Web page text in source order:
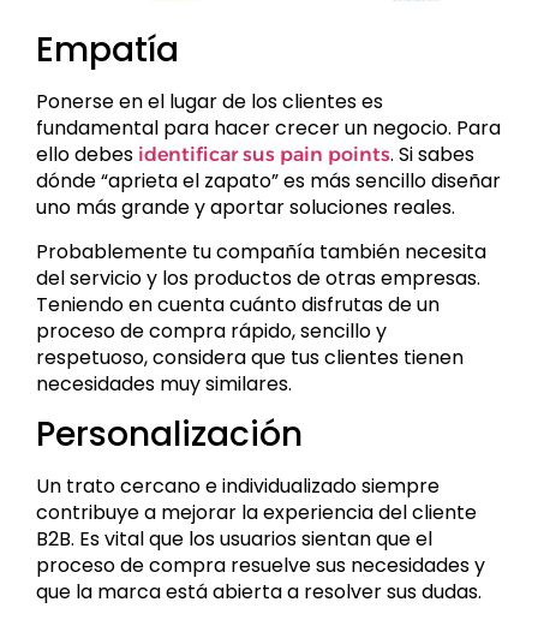
Empatía
Ponerse en el lugar de los clientes es
fundamental para hacer crecer un negocio. Para
ello debes identificar sus pain points. Si sabes
dónde “aprieta el zapato” es más sencillo diseñar
uno más grande y aportar soluciones reales.
Probablemente tu compañía también necesita
del servicio y los productos de otras empresas.
Teniendo en cuenta cuánto disfrutas de un
proceso de compra rápido, sencillo y
respetuoso, considera que tus clientes tienen
necesidades muy similares.
Personalización
Un trato cercano e individualizado siempre
contribuye a mejorar la experiencia del cliente
B2B. Es vital que los usuarios sientan que el
proceso de compra resuelve sus necesidades y
que la marca está abierta a resolver sus dudas.